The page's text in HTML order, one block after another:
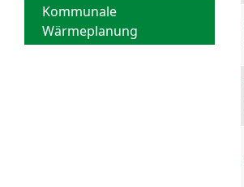
Kommunale
Wärmeplanung